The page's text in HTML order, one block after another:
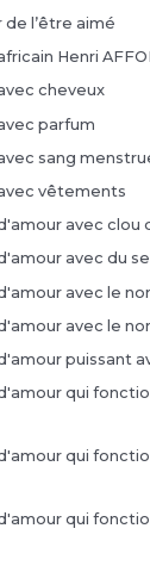
l’être aimé
Henri
cheveux
parfum
sang
vêtements
avec clou
avec du sel
avec le
avec le
puissant
qui
qui
qui